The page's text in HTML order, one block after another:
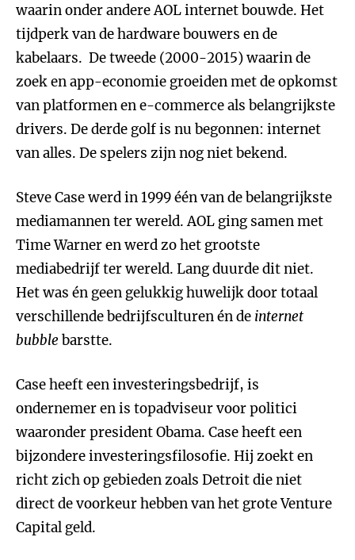
waarin onder andere AOL internet bouwde. Het
tijdperk van de hardware bouwers en de
kabelaars. De tweede (2000-2015) waarin de
zoek en app-economie groeiden met de opkomst
van platformen en e-commerce als belangrijkste
drivers. De derde golf is nu begonnen: internet
van alles. De spelers zijn nog niet bekend.
Steve Case werd in 1999 één van de belangrijkste
mediamannen ter wereld. AOL ging samen met
Time Warner en werd zo het grootste
mediabedrijf ter wereld. Lang duurde dit niet.
Het was én geen gelukkig huwelijk door totaal
verschillende bedrijfsculturen én de internet
bubble barstte.
Case heeft een investeringsbedrijf, is
ondernemer en is topadviseur voor politici
waaronder president Obama. Case heeft een
bijzondere investeringsfilosofie. Hij zoekt en
richt zich op gebieden zoals Detroit die niet
direct de voorkeur hebben van het grote Venture
Capital geld.